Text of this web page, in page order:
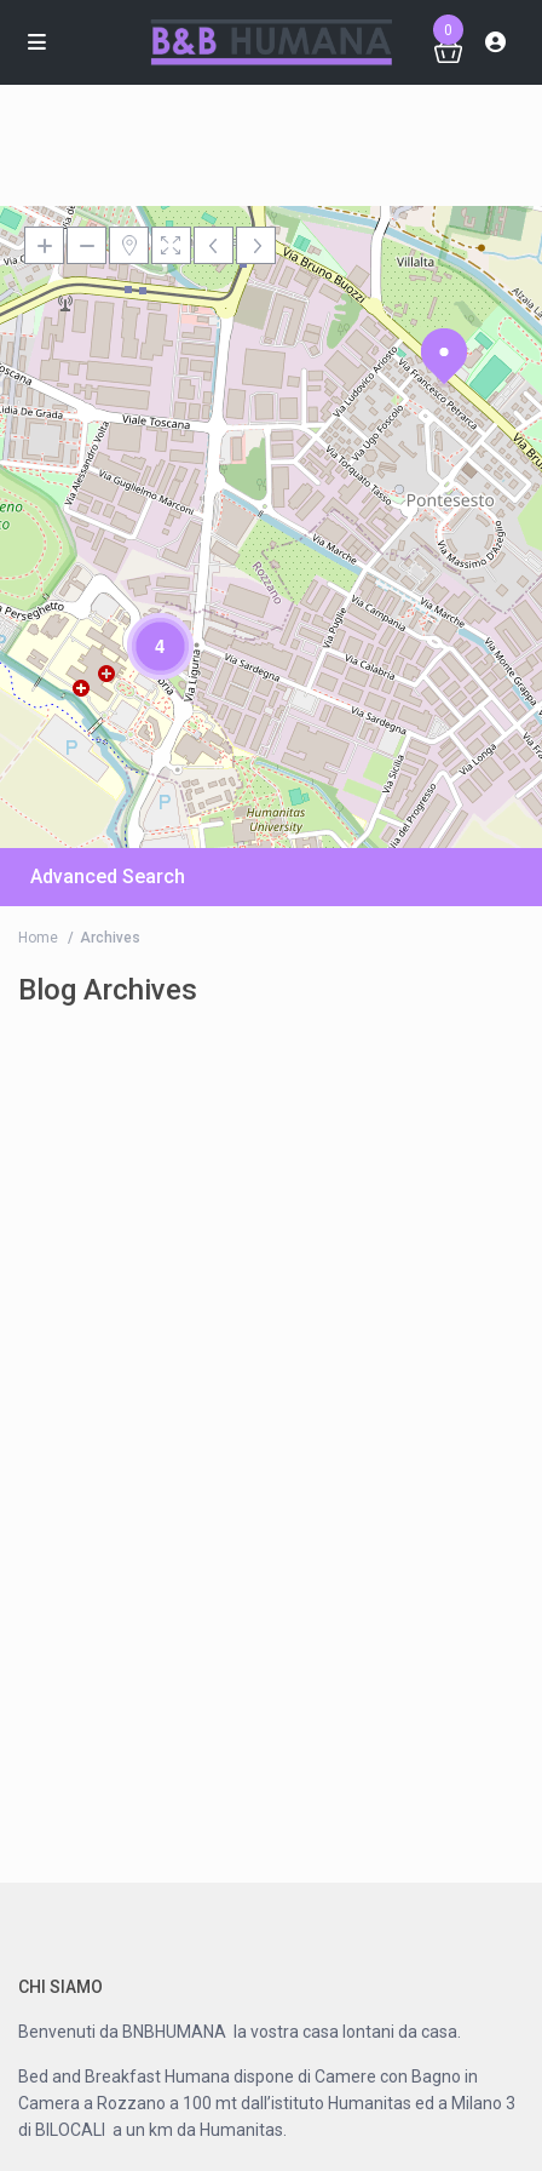
0
4
Loading Maps
Advanced Search
Home Archives
Blog Archives
CHI SIAMO
Benvenuti da BNBHUMANA la vostra casa lontani da casa.
Bed and Breakfast Humana dispone di Camere con Bagno in
Camera a Rozzano a 100 mt dall’istituto Humanitas ed a Milano 3
di BILOCALI a un km da Humanitas.